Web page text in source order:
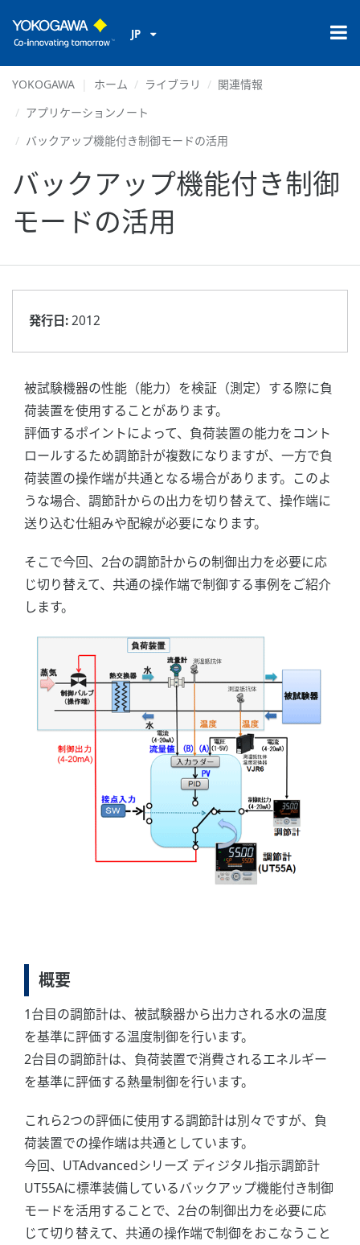
JP
YOKOGAWA ホーム ライブラリ
関連情報
アプリケーションノート
バックアップ機能付き制御モードの活用
バックアップ機能付き制御
モードの活用
発行日:2012
被試験機器の性能（能力）を検証（測定）する際に負
荷装置を使用することがあります。
評価するポイントによって、負荷装置の能力をコント
ロールするため調節計が複数になりますが、一方で負
荷装置の操作端が共通となる場合があります。このよ
うな場合、調節計からの出力を切り替えて、操作端に
送り込む仕組みや配線が必要になります。
そこで今回、2台の調節計からの制御出力を必要に応
じ切り替えて、共通の操作端で制御する事例をご紹介
します。
概要
1台目の調節計は、被試験器から出力される水の温度
を基準に評価する温度制御を行います。
2台目の調節計は、負荷装置で消費されるエネルギー
を基準に評価する熱量制御を行います。
これら2つの評価に使用する調節計は別々ですが、負
荷装置での操作端は共通としています。
今回、UTAdvancedシリーズ ディジタル指示調節計
UT55Aに標準装備しているバックアップ機能付き制御
モードを活用することで、2台の制御出力を必要に応
じて切り替えて、共通の操作端で制御をおこなうこと